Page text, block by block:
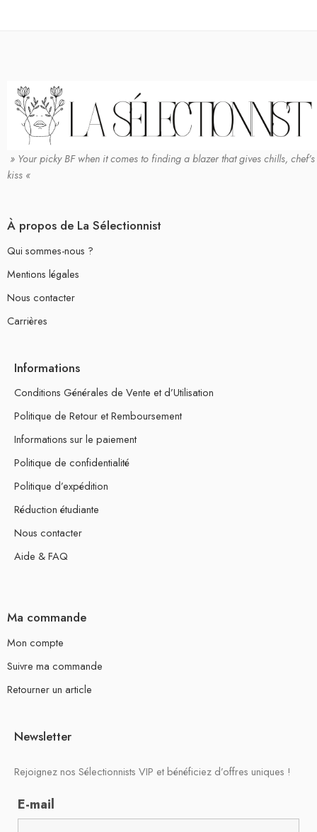
» Your picky BF when it comes to finding a blazer that gives chills, chef’s
kiss «
À propos de La Sélectionnist
Qui sommes-nous ?
Mentions légales
Nous contacter
Carrières
Informations
Conditions Générales de Vente et d’Utilisation
Politique de Retour et Remboursement
Informations sur le paiement
Politique de confidentialité
Politique d’expédition
Réduction étudiante
Nous contacter
Aide & FAQ
Ma commande
Mon compte
Suivre ma commande
Retourner un article
Newsletter
Rejoignez nos Sélectionnists VIP et bénéficiez d’offres uniques !
E-mail